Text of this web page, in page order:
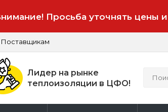
Просьба уточнять цены
Поставщикам
Лидер на рынке
теплоизоляции в ЦФО!